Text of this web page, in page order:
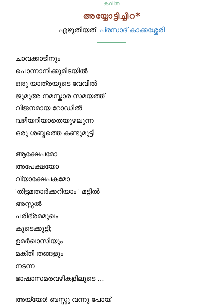
കവിത
അയ്യോട്ടിച്ചിറ*
എഴുതിയത്. പ്രസാദ് കാക്കശ്ശേരി
ചാവക്കാടിനും
പൊന്നാനിക്കുമിടയിൽ
ഒരു യാത്രയുടെ വേവിൽ
ജുമുഅ നമസ്കാര സമയത്ത്
വിജനമായ റോഡിൽ
വഴിയറിയാതെയുഴലുന്ന
ഒരു ശബ്ദത്തെ കണ്ടുമുട്ടി.
ആക്ഷേപമോ
അപേക്ഷയോ
വ്യാക്ഷേപകമോ
‘തിട്ടമതാർക്കറിയാം ‘ മട്ടിൽ
അസ്സൽ
പരിഭ്രമമുഖം
കൂടെക്കൂട്ടി;
ഉമർഖാസിയും
മക്തി തങ്ങളും
നടന്ന
ഭാഷാസമരവഴികളിലൂടെ …
അയ്യോ! ബസ്സു വന്നു പോയ്